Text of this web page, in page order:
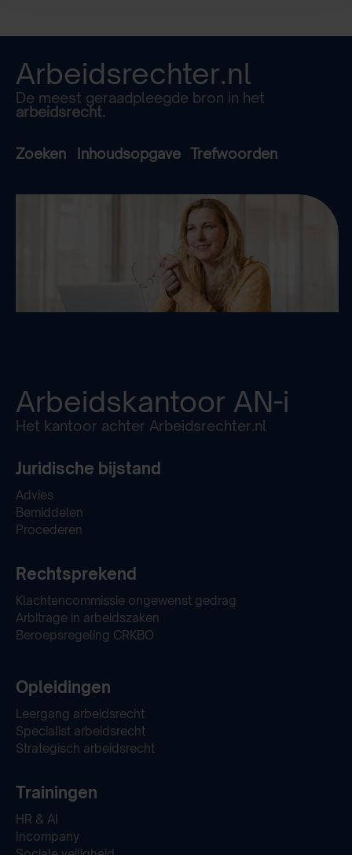
Arbeidsrechter.nl
De meest geraadpleegde bron in het
arbeidsrecht.
Zoeken Inhoudsopgave Trefwoorden
Arbeidskantoor AN-i
Het kantoor achter Arbeidsrechter.nl
Juridische bijstand
Advies
Bemiddelen
Procederen
Rechtsprekend
Klachtencommissie ongewenst gedrag
Arbitrage in arbeidszaken
Beroepsregeling CRKBO
Opleidingen
Leergang arbeidsrecht
Specialist arbeidsrecht
Strategisch arbeidsrecht
Trainingen
HR & AI
Incompany